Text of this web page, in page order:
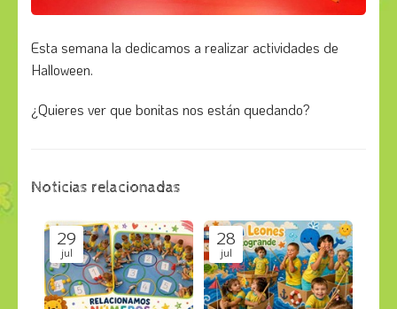
Esta semana la dedicamos a realizar actividades de
Halloween.
¿Quieres ver que bonitas nos están quedando?
Noticias relacionadas
29
jul
28
jul